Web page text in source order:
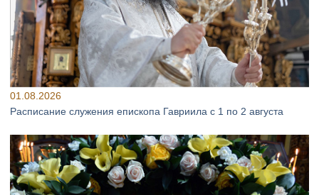
01.08.2026
Расписание служения епископа Гавриила с 1 по 2 августа